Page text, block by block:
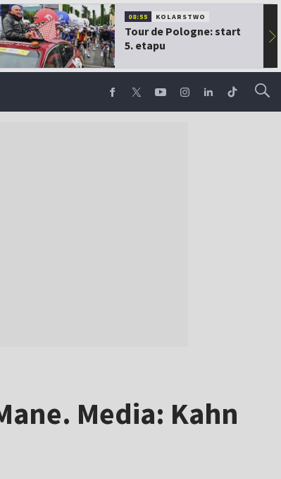
08:55 KOLARSTWO
Tour de Pologne: start
5. etapu
▶
Media: Kahn